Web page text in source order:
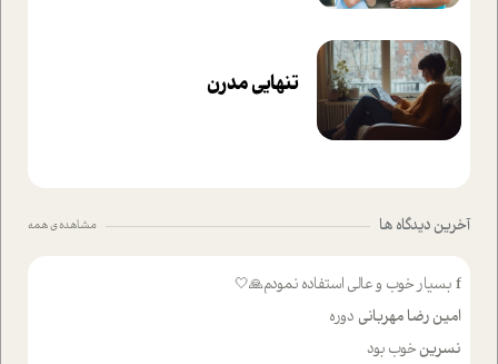
تنهایی مدرن
آخرین دیدگاه ها مشاهده ی همه
f بسیار خوب و عالی استفاده نمودم🙏🤍
امین رضا مهربانی دوره
نسرینخوب بود